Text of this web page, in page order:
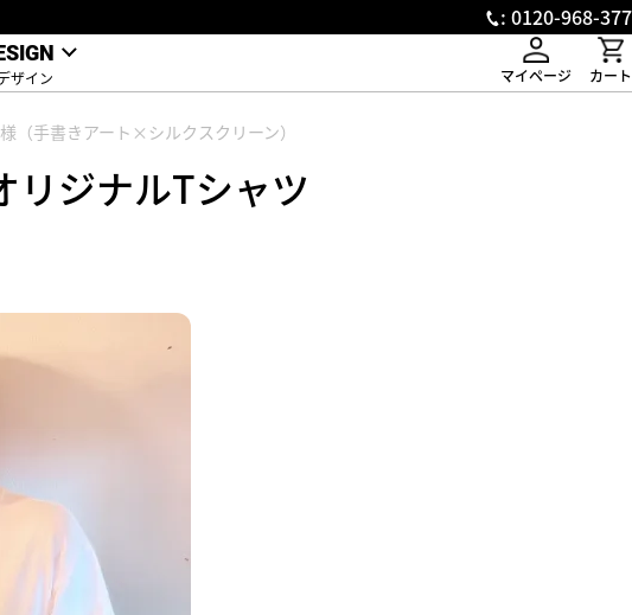
: 0120-968-377
ザイン マイページ カート
（手書きアート×シルクスクリーン）
リジナルTシャツ